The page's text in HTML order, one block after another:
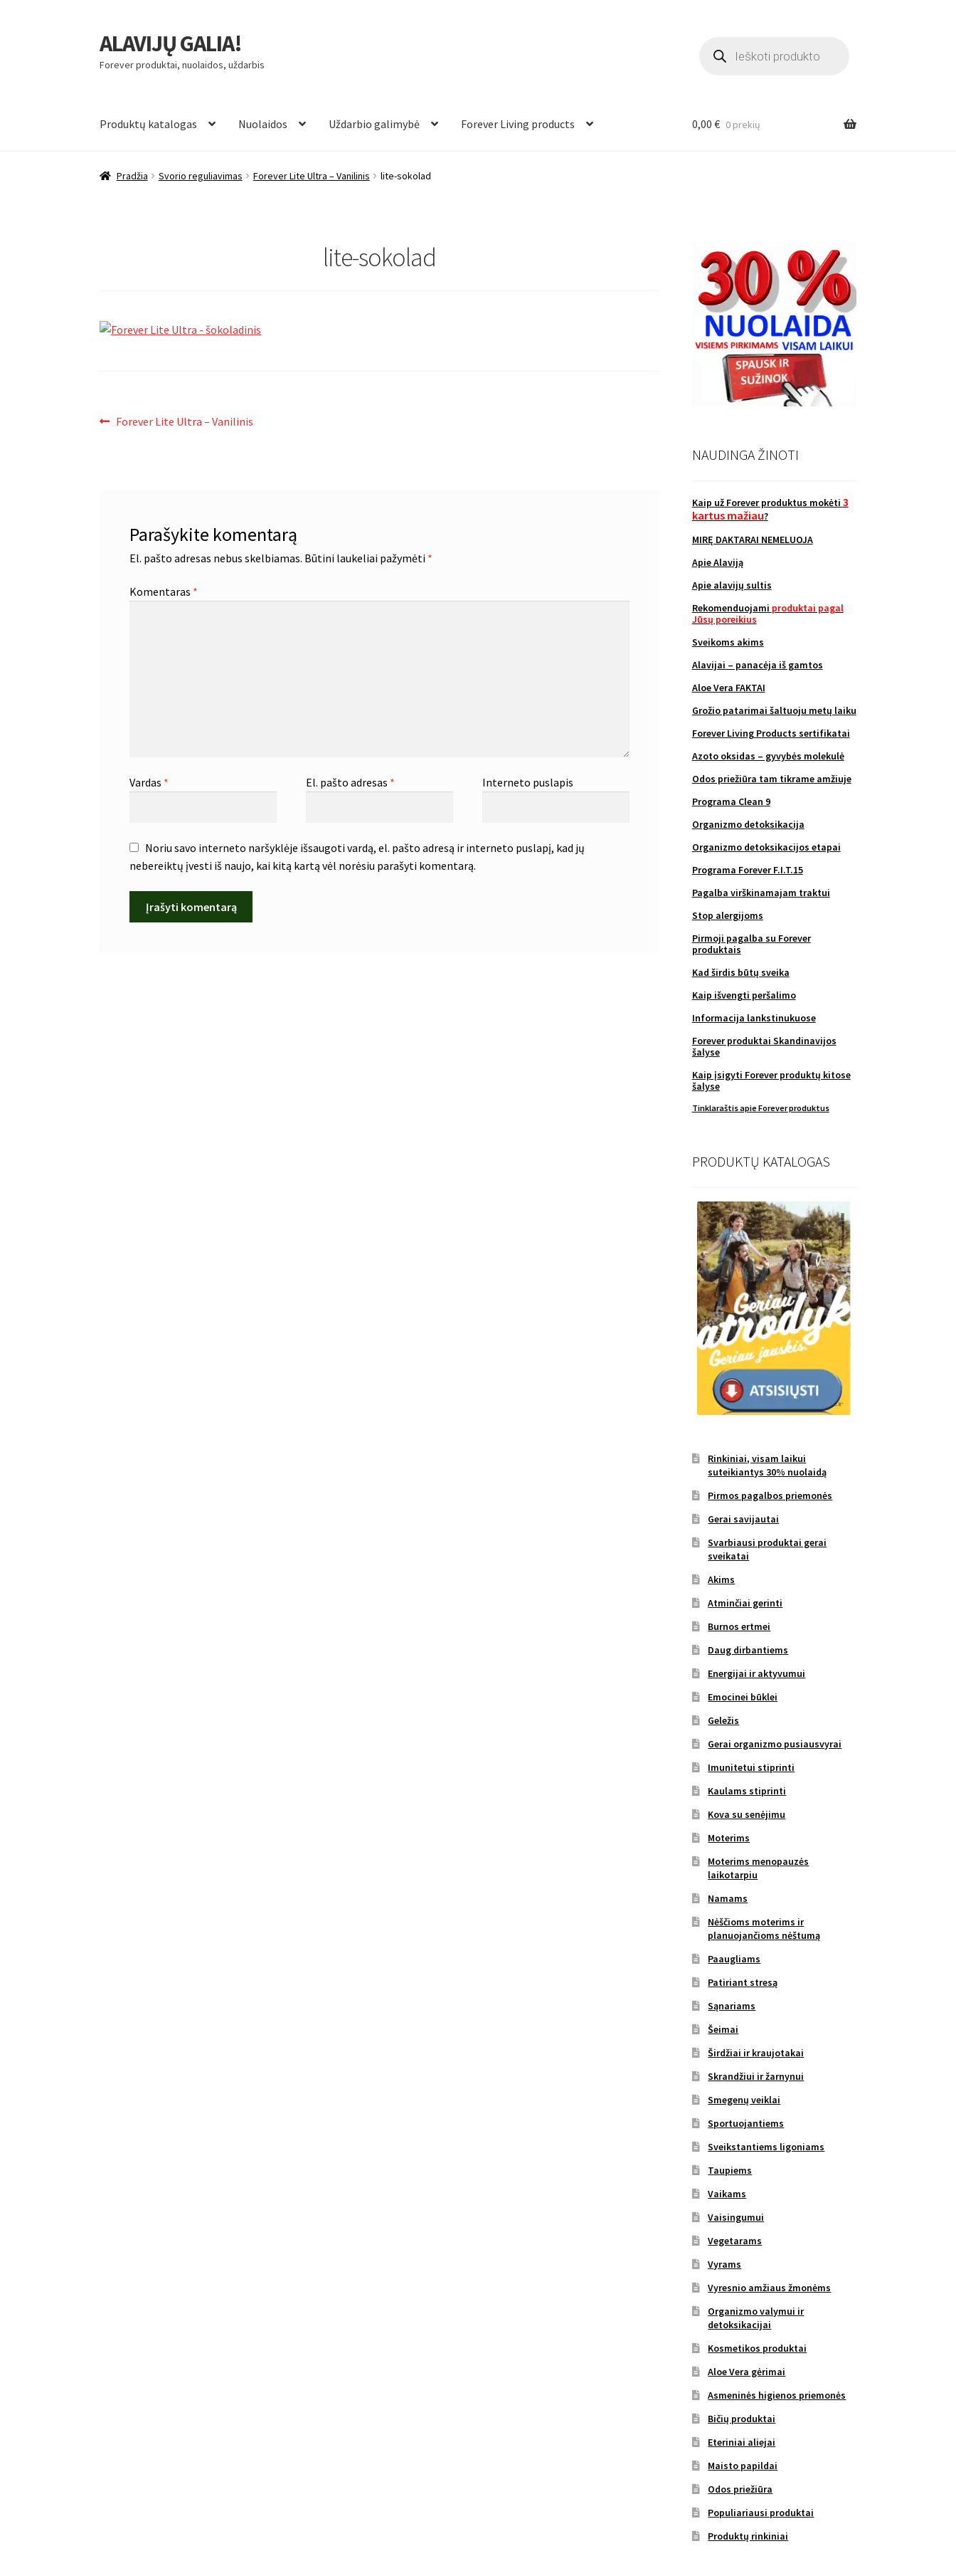
Pereiti
prie
meniu
Pereiti
prie
turinio
ALAVIJŲ GALIA!
Forever produktai, nuolaidos, uždarbis
search
Produktų katalogas Nuolaidos Uždarbio galimybė Forever Living products 0,00 € 0 prekių
Pradžia Svorio reguliavimas Forever Lite Ultra – Vanilinis lite-sokolad
lite-sokolad
Navigacija
Ankstenis
Forever Lite Ultra – Vanilinis
Parašykite komentarą
El. pašto adresas nebus skelbiamas. Būtini laukeliai pažymėti *
Komentaras *
Vardas * El. pašto adresas * Interneto puslapis
Noriu savo interneto naršyklėje išsaugoti vardą, el. pašto adresą ir interneto puslapį, kad jų
nebereiktų įvesti iš naujo, kai kitą kartą vėl norėsiu parašyti komentarą.
NAUDINGA ŽINOTI
Kaip už Forever produktus mokėti 3
kartus mažiau?
MIRĘ DAKTARAI NEMELUOJA
Apie Alaviją
Apie alavijų sultis
Rekomenduojami produktai pagal
Jūsų poreikius
Sveikoms akims
Alavijai – panacėja iš gamtos
Aloe Vera FAKTAI
Grožio patarimai šaltuoju metų laiku
Forever Living Products sertifikatai
Azoto oksidas – gyvybės molekulė
Odos priežiūra tam tikrame amžiuje
Programa Clean 9
Organizmo detoksikacija
Organizmo detoksikacijos etapai
Programa Forever F.I.T.15
Pagalba virškinamajam traktui
Stop alergijoms
Pirmoji pagalba su Forever
produktais
Kad širdis būtų sveika
Kaip išvengti peršalimo
Informacija lankstinukuose
Forever produktai Skandinavijos
šalyse
Kaip įsigyti Forever produktų kitose
šalyse
Tinklaraštis apie Forever produktus
PRODUKTŲ KATALOGAS
Rinkiniai, visam laikui
suteikiantys 30% nuolaidą
Pirmos pagalbos priemonės
Gerai savijautai
Svarbiausi produktai gerai
sveikatai
Akims
Atminčiai gerinti
Burnos ertmei
Daug dirbantiems
Energijai ir aktyvumui
Emocinei būklei
Geležis
Gerai organizmo pusiausvyrai
Imunitetui stiprinti
Kaulams stiprinti
Kova su senėjimu
Moterims
Moterims menopauzės
laikotarpiu
Namams
Nėščioms moterims ir
planuojančioms nėštumą
Paaugliams
Patiriant stresą
Sąnariams
Šeimai
Širdžiai ir kraujotakai
Skrandžiui ir žarnynui
Smegenų veiklai
Sportuojantiems
Sveikstantiems ligoniams
Taupiems
Vaikams
Vaisingumui
Vegetarams
Vyrams
Vyresnio amžiaus žmonėms
Organizmo valymui ir
detoksikacijai
Kosmetikos produktai
Aloe Vera gėrimai
Asmeninės higienos priemonės
Bičių produktai
Eteriniai aliejai
Maisto papildai
Odos priežiūra
Populiariausi produktai
Produktų rinkiniai